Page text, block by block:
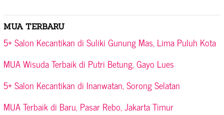
MUA TERBARU
5+ Salon Kecantikan di Suliki Gunung Mas, Lima Puluh Kota
MUA Wisuda Terbaik di Putri Betung, Gayo Lues
5+ Salon Kecantikan di Inanwatan, Sorong Selatan
MUA Terbaik di Baru, Pasar Rebo, Jakarta Timur